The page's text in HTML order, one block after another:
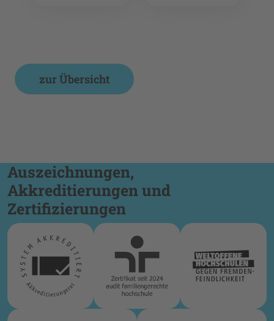
zur Übersicht
Auszeichnungen,
Akkreditierungen und
Zertifizierungen